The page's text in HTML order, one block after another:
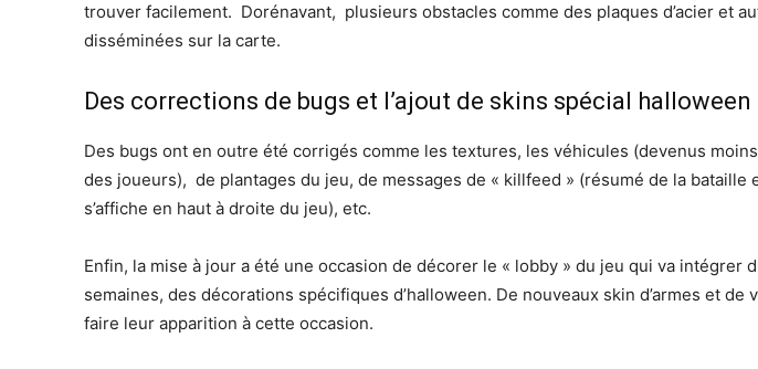
trouver facilement. Dorénavant, plusieurs obstacles comme des plaques d’acier et
disséminées sur la carte.
Des corrections de bugs et l’ajout de skins spécial halloween
Des bugs ont en outre été corrigés comme les textures, les véhicules (devenus
des joueurs), de plantages du jeu, de messages de « killfeed » (résumé de la bataille
s’affiche en haut à droite du jeu), etc.
Enfin, la mise à jour a été une occasion de décorer le « lobby » du jeu qui va intégrer
semaines, des décorations spécifiques d’halloween. De nouveaux skin d’armes et de
faire leur apparition à cette occasion.